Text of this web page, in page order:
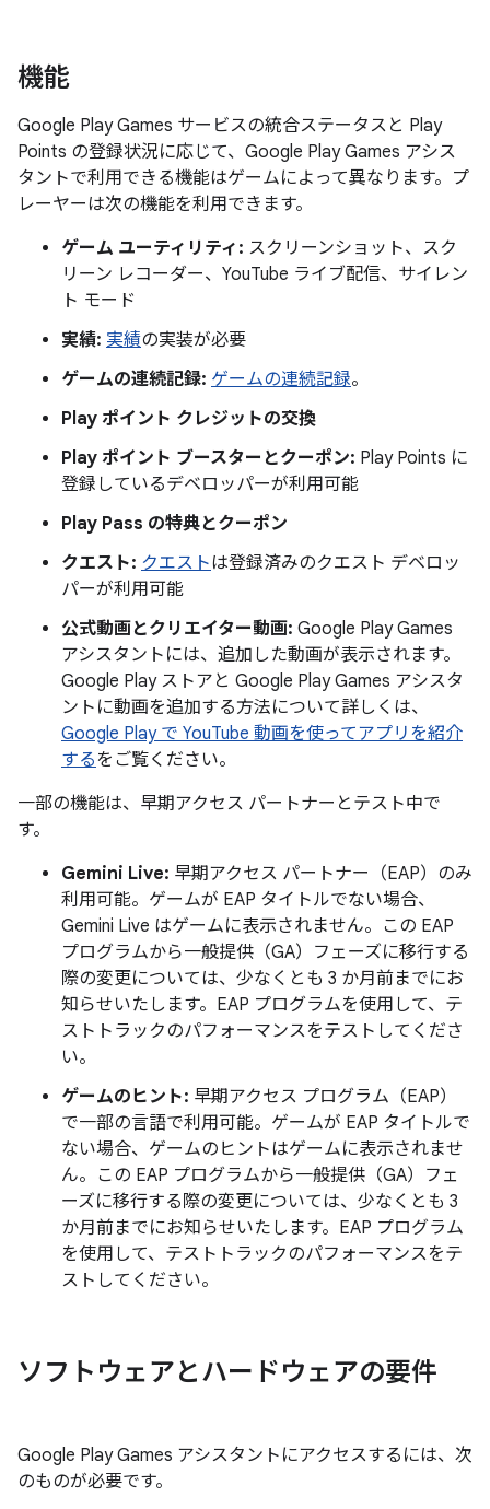
機能
Google Play Games サービスの統合ステータスと Play
Points の登録状況に応じて、Google Play Games アシス
タントで利用できる機能はゲームによって異なります。プ
レーヤーは次の機能を利用できます。
ゲーム ユーティリティ: スクリーンショット、スク
リーン レコーダー、YouTube ライブ配信、サイレン
ト モード
実績: 実績の実装が必要
ゲームの連続記録: ゲームの連続記録。
Play ポイント クレジットの交換
Play ポイント ブースターとクーポン: Play Points に
登録しているデベロッパーが利用可能
Play Pass の特典とクーポン
クエスト: クエストは登録済みのクエスト デベロッ
パーが利用可能
公式動画とクリエイター動画: Google Play Games
アシスタントには、追加した動画が表示されます。
Google Play ストアと Google Play Games アシスタ
ントに動画を追加する方法について詳しくは、
Google Play で YouTube 動画を使ってアプリを紹介
するをご覧ください。
一部の機能は、早期アクセス パートナーとテスト中で
す。
Gemini Live: 早期アクセス パートナー（EAP）のみ
利用可能。ゲームが EAP タイトルでない場合、
Gemini Live はゲームに表示されません。この EAP
プログラムから一般提供（GA）フェーズに移行する
際の変更については、少なくとも 3 か月前までにお
知らせいたします。EAP プログラムを使用して、テ
ストトラックのパフォーマンスをテストしてくださ
い。
ゲームのヒント: 早期アクセス プログラム（EAP）
で一部の言語で利用可能。ゲームが EAP タイトルで
ない場合、ゲームのヒントはゲームに表示されませ
ん。この EAP プログラムから一般提供（GA）フェ
ーズに移行する際の変更については、少なくとも 3
か月前までにお知らせいたします。EAP プログラム
を使用して、テストトラックのパフォーマンスをテ
ストしてください。
ソフトウェアとハードウェアの要件
Google Play Games アシスタントにアクセスするには、次
のものが必要です。